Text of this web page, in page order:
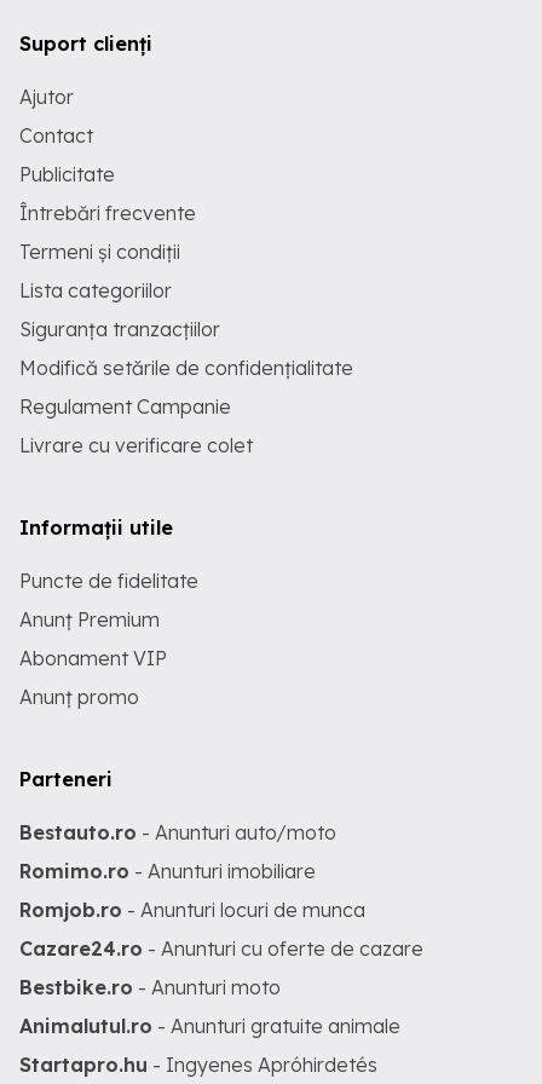
Suport clienți
Ajutor
Contact
Publicitate
Întrebări frecvente
Termeni și condiții
Lista categoriilor
Siguranța tranzacțiilor
Modifică setările de confidențialitate
Regulament Campanie
Livrare cu verificare colet
Informații utile
Puncte de fidelitate
Anunț Premium
Abonament VIP
Anunț promo
Parteneri
Bestauto.ro - Anunturi auto/moto
Romimo.ro - Anunturi imobiliare
Romjob.ro - Anunturi locuri de munca
Cazare24.ro - Anunturi cu oferte de cazare
Bestbike.ro - Anunturi moto
Animalutul.ro - Anunturi gratuite animale
Startapro.hu - Ingyenes Apróhirdetés